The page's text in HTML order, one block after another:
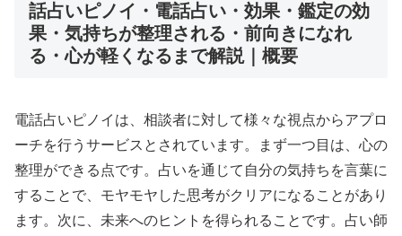
話占いピノイ・電話占い・効果・鑑定の効
果・気持ちが整理される・前向きになれ
る・心が軽くなるまで解説｜概要
電話占いピノイは、相談者に対して様々な視点からアプロ
ーチを行うサービスとされています。まず一つ目は、心の
整理ができる点です。占いを通じて自分の気持ちを言葉に
することで、モヤモヤした思考がクリアになることがあり
ます。次に、未来へのヒントを得られることです。占い師